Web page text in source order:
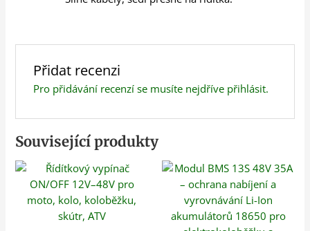
Přidat recenzi
Pro přidávání recenzí se musíte nejdříve přihlásit.
Související produkty